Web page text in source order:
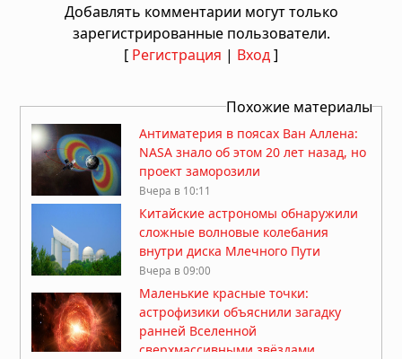
Добавлять комментарии могут только
зарегистрированные пользователи.
[ Регистрация | Вход]
Похожие материалы
Антиматерия в поясах Ван Аллена:
NASA знало об этом 20 лет назад, но
проект заморозили
Вчера в 10:11
Китайские астрономы обнаружили
сложные волновые колебания
внутри диска Млечного Пути
Вчера в 09:00
Маленькие красные точки:
астрофизики объяснили загадку
ранней Вселенной
сверхмассивными звёздами